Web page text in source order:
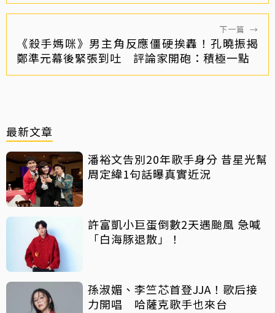
下一篇 →
《殺手媽咪》男主角反應僵硬挨轟！孔曉振揭
鄭準元幕後緊張到吐 評論家開砲：積極一點
最新文章
潘裕文告別20年歌手身分 昔星光幫
周定緯1句話曝真實近況
許富凱小巨蛋倒數2天遇颱風 急喊
「白海豚退散」！
孫淑媚、李竺芯首登JJA！歌后接
力開唱 哈薩克歌手也來台